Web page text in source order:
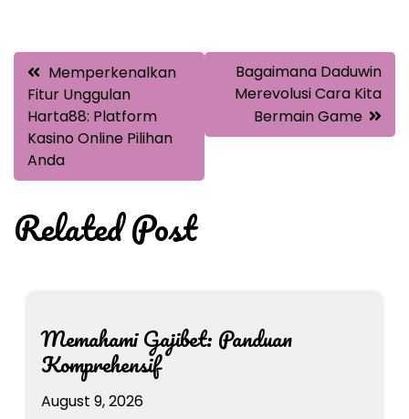
Post
navigation
Memperkenalkan
Fitur Unggulan
Harta88: Platform
Kasino Online Pilihan
Anda
Bagaimana Daduwin
Merevolusi Cara Kita
Bermain Game
Related Post
Memahami Gajibet: Panduan
Komprehensif
August 9, 2026